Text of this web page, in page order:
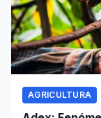
AGRICULTURA